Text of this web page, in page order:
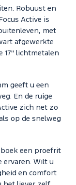
Robuust en
Active is
met
afgewerkte
17" lichtmetalen
geeft u een
En de ruige
zich net zo
op de snelweg
boek een proefrit
ervaren. Wilt u
en comfort